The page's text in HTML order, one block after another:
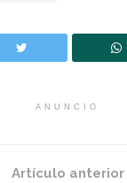
ANUNCIO
Artículo anterior